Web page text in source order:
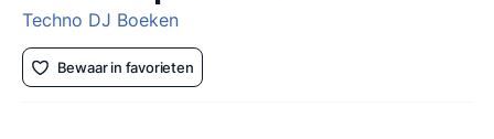
Techno DJ Boeken
Bewaar in favorieten